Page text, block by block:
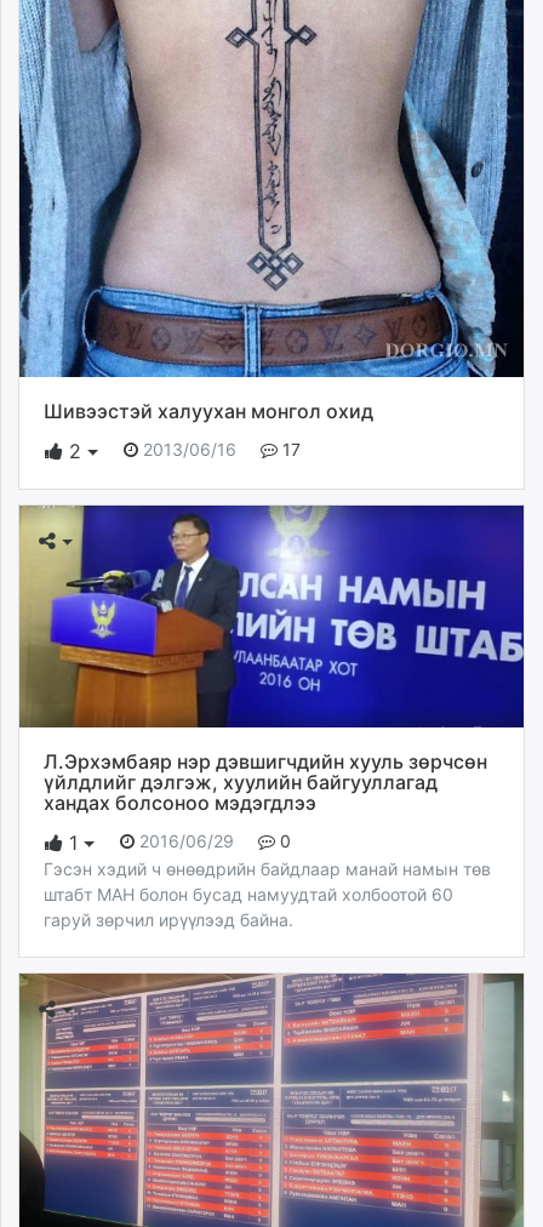
Шивээстэй халуухан монгол охид
2
2013/06/16 17
Л.Эрхэмбаяр нэр дэвшигчдийн хууль зөрчсөн
үйлдлийг дэлгэж, хуулийн байгууллагад
хандах болсоноо мэдэгдлээ
1
2016/06/29
0
Гэсэн хэдий ч өнөөдрийн байдлаар манай намын төв
штабт МАН болон бусад намуудтай холбоотой 60
гаруй зөрчил ирүүлээд байна.